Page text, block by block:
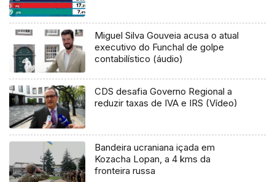
Miguel Silva Gouveia acusa o atual
executivo do Funchal de golpe
contabilístico (áudio)
CDS desafia Governo Regional a
reduzir taxas de IVA e IRS (Vídeo)
Bandeira ucraniana içada em
Kozacha Lopan, a 4 kms da
fronteira russa